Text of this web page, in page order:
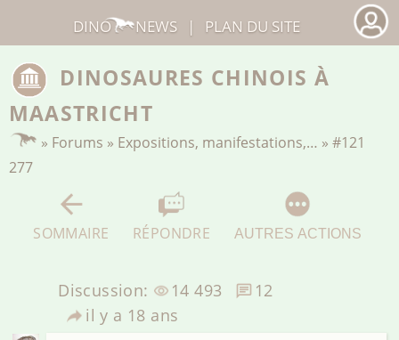
DINOSAURES CHINOIS À
MAASTRICHT
» Forums » Expositions, manifestations,… »#121
277
SOMMAIRE RÉPONDRE AUTRES ACTIONS
Discussion: 14 493
12
il y a 18 ans
DINO NEWS | PLAN DU SITE